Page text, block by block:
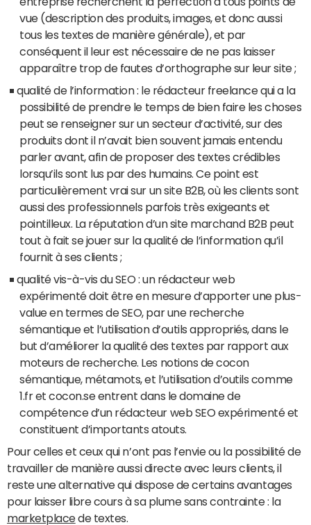
vue (description des produits, images, et donc aussi
tous les textes de manière générale), et par
conséquent il leur est nécessaire de ne pas laisser
apparaître trop de fautes d’orthographe sur leur site ;
qualité de l’information : le rédacteur freelance qui a la
possibilité de prendre le temps de bien faire les choses
peut se renseigner sur un secteur d’activité, sur des
produits dont il n’avait bien souvent jamais entendu
parler avant, afin de proposer des textes crédibles
lorsqu’ils sont lus par des humains. Ce point est
particulièrement vrai sur un site B2B, où les clients sont
aussi des professionnels parfois très exigeants et
pointilleux. La réputation d’un site marchand B2B peut
tout à fait se jouer sur la qualité de l’information qu’il
fournit à ses clients ;
qualité vis-à-vis du SEO : un rédacteur web
expérimenté doit être en mesure d’apporter une plus-
value en termes de SEO, par une recherche
sémantique et l’utilisation d’outils appropriés, dans le
but d’améliorer la qualité des textes par rapport aux
moteurs de recherche. Les notions de cocon
sémantique, métamots, et l’utilisation d’outils comme
1.fr et cocon.se entrent dans le domaine de
compétence d’un rédacteur web SEO expérimenté et
constituent d’importants atouts.
Pour celles et ceux qui n’ont pas l’envie ou la possibilité de
travailler de manière aussi directe avec leurs clients, il
reste une alternative qui dispose de certains avantages
pour laisser libre cours à sa plume sans contrainte : la
marketplacede textes.